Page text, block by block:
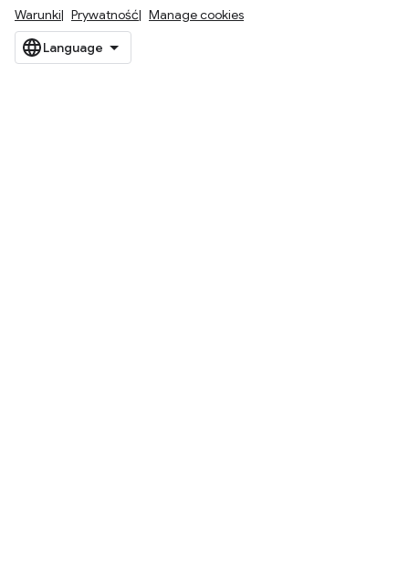
Warunki Prywatność Manage cookies